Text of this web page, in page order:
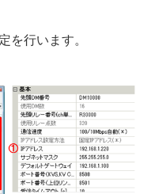
を行います。